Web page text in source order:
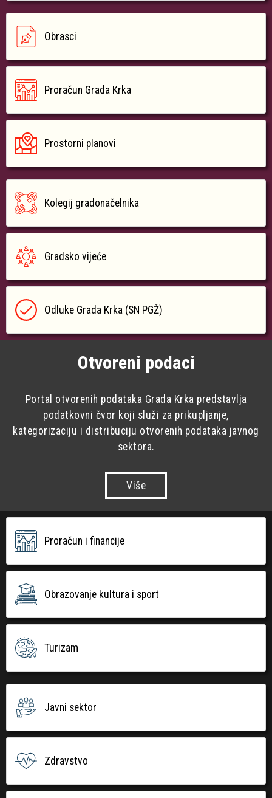
Obrasci
Proračun Grada Krka
Prostorni planovi
Kolegij gradonačelnika
Gradsko vijeće
Odluke Grada Krka (SN PGŽ)
Otvoreni podaci
Portal otvorenih podataka Grada Krka predstavlja
podatkovni čvor koji služi za prikupljanje,
kategorizaciju i distribuciju otvorenih podataka javnog
sektora.
Više
Proračun i financije
Obrazovanje kultura i sport
Turizam
Javni sektor
Zdravstvo